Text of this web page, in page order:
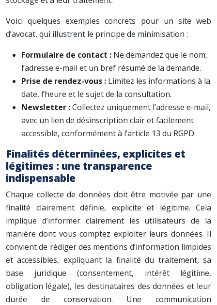
Voici quelques exemples concrets pour un site web
d’avocat, qui illustrent le principe de minimisation :
Formulaire de contact : Ne demandez que le nom,
l’adresse e-mail et un bref résumé de la demande.
Prise de rendez-vous : Limitez les informations à la
date, l’heure et le sujet de la consultation.
Newsletter :Collectez uniquement l’adresse e-mail,
avec un lien de désinscription clair et facilement
accessible, conformément à l’article 13 du RGPD.
Finalités déterminées, explicites et
légitimes : une transparence
indispensable
Chaque collecte de données doit être motivée par une
finalité clairement définie, explicite et légitime. Cela
implique d’informer clairement les utilisateurs de la
manière dont vous comptez exploiter leurs données. Il
convient de rédiger des mentions d’information limpides
et accessibles, expliquant la finalité du traitement, sa
base juridique (consentement, intérêt légitime,
obligation légale), les destinataires des données et leur
durée de conservation. Une communication